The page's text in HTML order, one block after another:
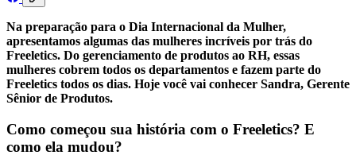
Na preparação para o Dia Internacional da Mulher,
apresentamos algumas das mulheres incríveis por trás do
Freeletics. Do gerenciamento de produtos ao RH, essas
mulheres cobrem todos os departamentos e fazem parte do
Freeletics todos os dias. Hoje você vai conhecer Sandra, Gerente
Sênior de Produtos.
Como começou sua história com o Freeletics? E
como ela mudou?